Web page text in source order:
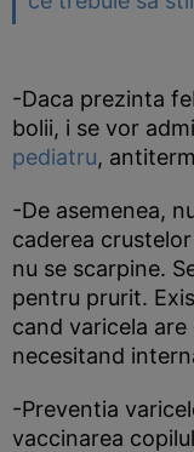
-Daca prezinta
bolii, i se vor
pediatru,
-De asemenea,
caderea
nu se scarpine.
pentru prurit.
cand varicela
necesitand
-Preventia
vaccinarea